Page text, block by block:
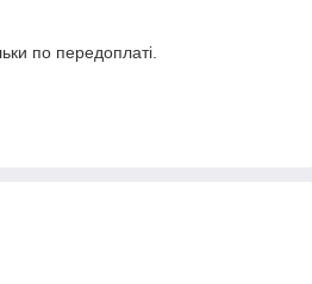
по передоплаті.